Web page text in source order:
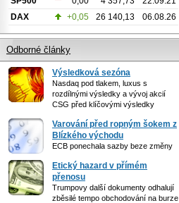
DAX
+0,05 26 140,13 06.08.26
Odborné články
Výsledková sezóna
Nasdaq pod tlakem, luxus s
rozdílnými výsledky a vývoj akcií
CSG před klíčovými výsledky
Varování před ropným šokem z
Blízkého východu
ECB ponechala sazby beze změny
Etický hazard v přímém
přenosu
Trumpovy další dokumenty odhalují
zběsilé tempo obchodování na burze